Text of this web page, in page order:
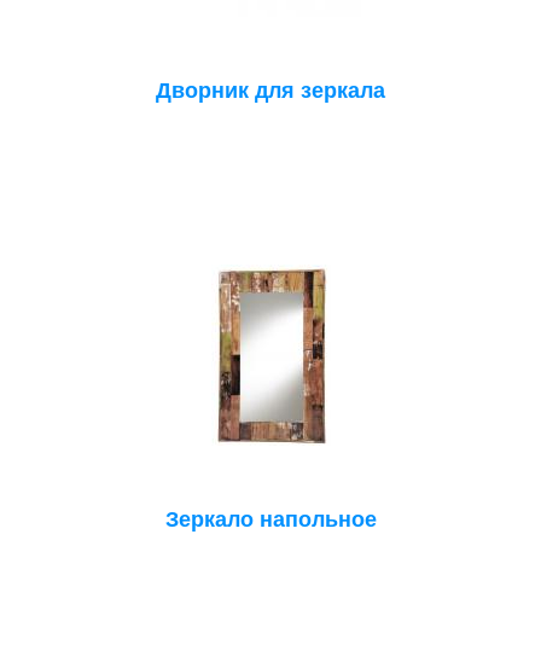
Дворник для зеркала
Зеркало напольное